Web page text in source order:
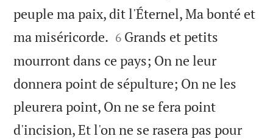
peuple ma paix, dit l'Éternel, Ma bonté et
ma miséricorde. 

6 Grands et petits
mourront dans ce pays; On ne leur
donnera point de sépulture; On ne les
pleurera point, On ne se fera point
d'incision, Et l'on ne se rasera pas pour